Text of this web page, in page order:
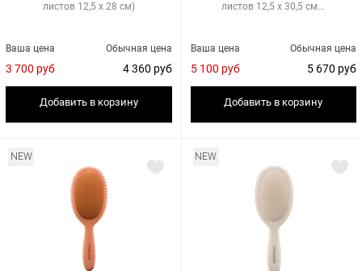
листов 12,5 х 28 см)
Обычная цена
4 360 руб
Ваша цена
3 700 руб
Добавить в корзину
листов 12,5 х 30,5 см...
Обычная цена
5 670 руб
Ваша цена
5 100 руб
Добавить в корзину
NEW NEW